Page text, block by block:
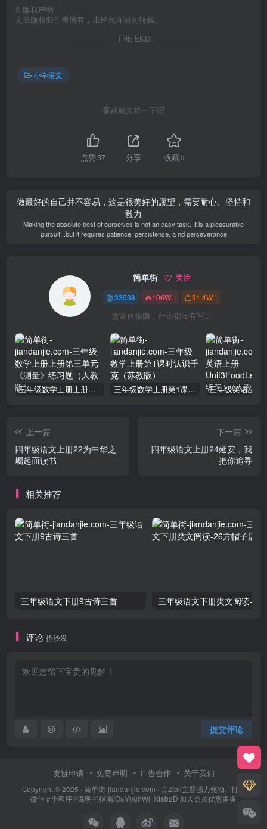
© 版权声明
文章版权归作者所有，未经允许请勿转载。
THE END
小学语文
喜欢就支持一下吧
点赞37 分享 收藏0
做最好的自己并不容易，这是很美好的愿望，需要耐心、坚持和
毅力
Making the absolute best of ourselves is not an easy task. It is a pleasurable
pursuit...but it requires patience, persistence, a nd perseverance
简单街 关注
33538 106W+ 31.4W+
这家伙很懒，什么都没有写...
三年级数学上册上册第三单元《测量》练习题（人教版） 三年级数学上册第1课时认识千克（苏教版）
上一篇
四年级语文上册22为中华之
崛起而读书
下一篇
四年级语文上册24延安，我
把你追寻
相关推荐
三年级语文下册9古诗三首
评论 抢沙发
提交评论
友链申请 免责声明 广告合作 关于我们
Copyright © 2025 · 简单街-jiandanjie.com · 由Zibll主题强力驱动.--打开
微信 #小程序://说明书指南/O5Y0unWlHkfab2D 加入会员优惠多多